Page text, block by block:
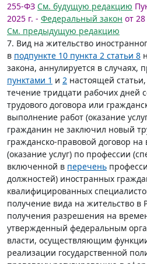
255-ФЗ См. будущую редакцию
2025 г. - Федеральный закон от
См. предыдущую редакцию
7. Вид на жительство
в подпункте 10 пункта 2 статьи 8
закона, аннулируется в случаях,
пунктами 1 и 2 настоящей
течение тридцати рабочих дней
трудового договора или
выполнение работ (оказание
гражданин не заключил новый
гражданско-правовой договор
(оказание услуг) по профессии
включенной в перечень
должностей) иностранных
квалифицированных
получение вида на жительство в
получения разрешения на
утвержденный федеральным
власти, осуществляющим
реализации государственной